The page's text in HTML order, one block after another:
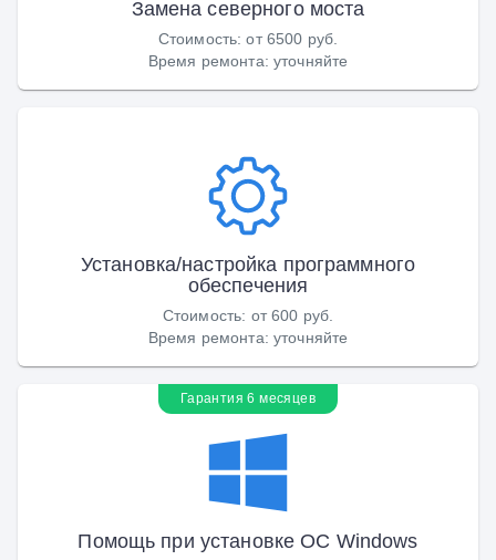
Замена северного моста
Стоимость:от 6500 руб.
Время ремонта: уточняйте
Установка/настройка программного
обеспечения
Стоимость: от 600 руб.
Время ремонта: уточняйте
Гарантия 6 месяцев
Помощь при установке ОС Windows